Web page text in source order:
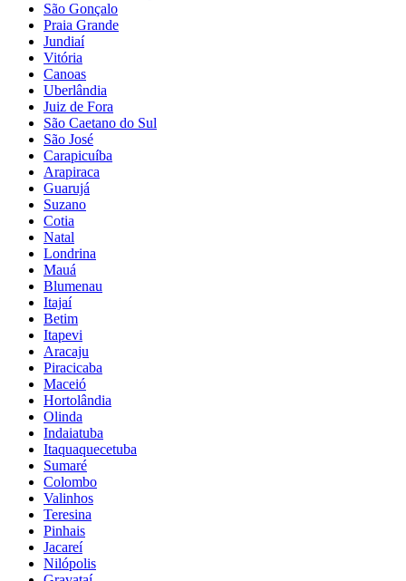
São Gonçalo
Praia Grande
Jundiaí
Vitória
Canoas
Uberlândia
Juiz de Fora
São Caetano do Sul
São José
Carapicuíba
Arapiraca
Guarujá
Suzano
Cotia
Natal
Londrina
Mauá
Blumenau
Itajaí
Betim
Itapevi
Aracaju
Piracicaba
Maceió
Hortolândia
Olinda
Indaiatuba
Itaquaquecetuba
Sumaré
Colombo
Valinhos
Teresina
Pinhais
Jacareí
Nilópolis